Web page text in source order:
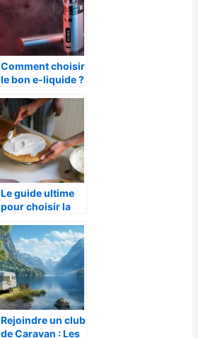
notebook » ?
Comment choisir
le bon e-liquide ?
Le guide ultime
pour choisir la
ideale pour vos
recettes
Rejoindre un club
de Caravan : Les